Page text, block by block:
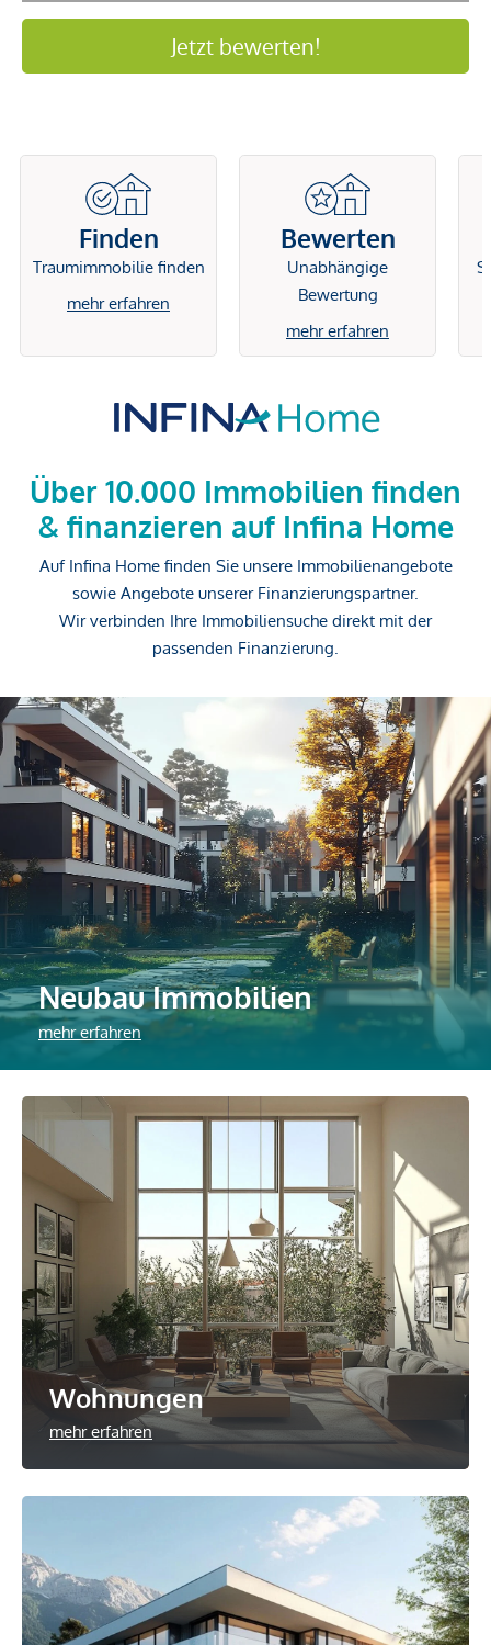
Jetzt bewerten!
Finden
Traumimmobilie finden
mehr erfahren
Bewerten
Unabhängige
Bewertung
mehr erfahren
Über 10.000 Immobilien finden
& finanzieren auf Infina Home
Auf Infina Home finden Sie unsere Immobilienangebote
sowie Angebote unserer Finanzierungspartner.
Wir verbinden Ihre Immobiliensuche direkt mit der
passenden Finanzierung.
Neubau Immobilien
mehr erfahren
Wohnungen
mehr erfahren